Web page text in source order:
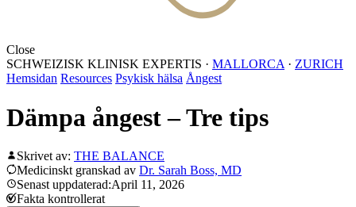
Close
SCHWEIZISK KLINISK EXPERTIS · MALLORCA · ZURICH
Hemsidan Resources Psykisk hälsa Ångest
Dämpa ångest – Tre tips
Skrivet av: THE BALANCE
Medicinskt granskad av Dr. Sarah Boss, MD
Senast uppdaterad:April 11, 2026
Fakta kontrollerat